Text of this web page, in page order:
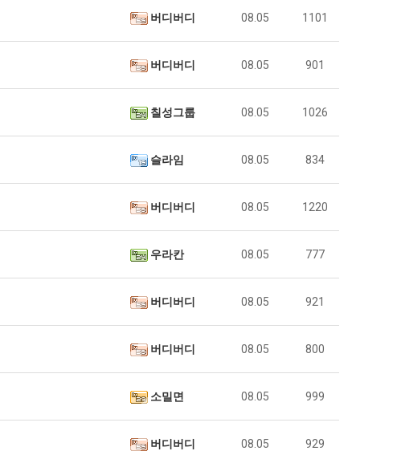
버디버디 08.05 1101
버디버디 08.05 901
칠성그룹 08.05 1026
슬라임 08.05 834
버디버디 08.05 1220
우라칸 08.05 777
버디버디 08.05 921
버디버디 08.05 800
소밀면 08.05 999
버디버디 08.05 929